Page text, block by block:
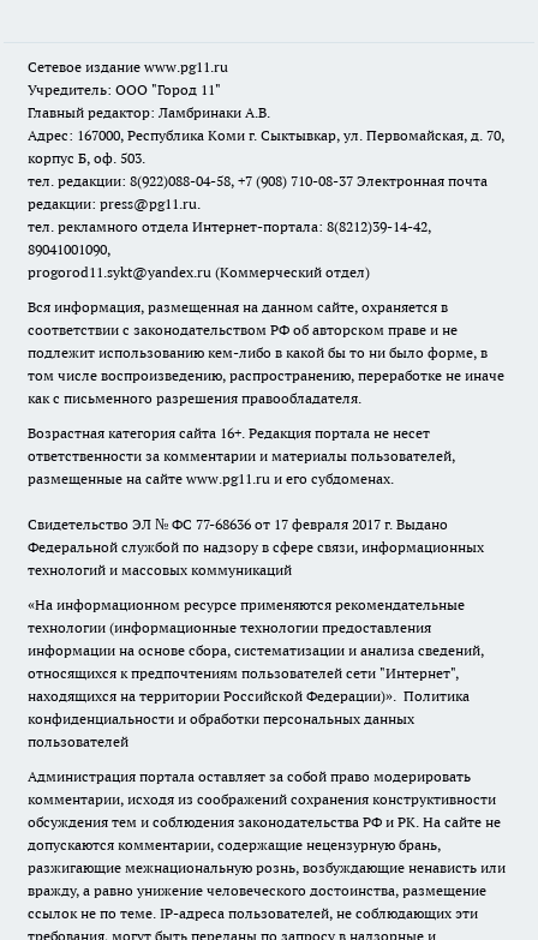
Сетевое издание www.pg11.ru
Учредитель: ООО "Город 11"
Главный редактор: Ламбринаки А.В.
Адрес: 167000, Республика Коми г. Сыктывкар, ул. Первомайская, д. 70,
корпус Б, оф. 503.
тел. редакции: 8(922)088-04-58, +7 (908) 710-08-37 Электронная почта
редакции: press@pg11.ru.
тел. рекламного отдела Интернет-портала: 8(8212)39-14-42,
89041001090,
progorod11.sykt@yandex.ru (Коммерческий отдел)
Вся информация, размещенная на данном сайте, охраняется в
соответствии с законодательством РФ об авторском праве и не
подлежит использованию кем-либо в какой бы то ни было форме, в
том числе воспроизведению, распространению, переработке не иначе
как с письменного разрешения правообладателя.
Возрастная категория сайта 16+. Редакция портала не несет
ответственности за комментарии и материалы пользователей,
размещенные на сайте www.pg11.ru и его субдоменах.
Свидетельство ЭЛ № ФС 77-68636 от 17 февраля 2017 г. Выдано
Федеральной службой по надзору в сфере связи, информационных
технологий и массовых коммуникаций
«На информационном ресурсе применяются рекомендательные
технологии (информационные технологии предоставления
информации на основе сбора, систематизации и анализа сведений,
относящихся к предпочтениям пользователей сети "Интернет",
находящихся на территории Российской Федерации)». Политика
конфиденциальности и обработки персональных данных
пользователей
Администрация портала оставляет за собой право модерировать
комментарии, исходя из соображений сохранения конструктивности
обсуждения тем и соблюдения законодательства РФ и РК. На сайте не
допускаются комментарии, содержащие нецензурную брань,
разжигающие межнациональную рознь, возбуждающие ненависть или
вражду, а равно унижение человеческого достоинства, размещение
ссылок не по теме. IP-адреса пользователей, не соблюдающих эти
требования, могут быть переданы по запросу в надзорные и